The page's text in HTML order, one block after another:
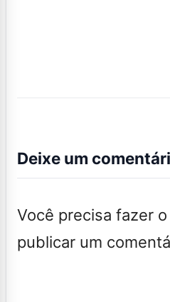
Deixe um
Você precisa fazer o
publicar um